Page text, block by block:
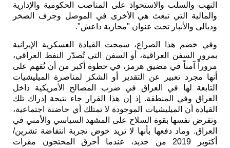
النهب والسلب والاستحواذ على المناصب الحكومية والإدارية
والمالية التي تبعث هي الأخرى في الموصل وجرف الصخر
وديالى والأنبار تحت عنوان "محاربة داعش".
وفي خضم هذا الصراع، سمحت القيادة العسكرية الإيرانية
بمرور السفن العراقية، أو السفن التي تُصدّر النفط العراقي،
مروراً آمناً في مضيق هرمز، في خطوة أكبر من أن تُفهم على
أنها مجرد تعبير عن التقدير أو الشكر لمناصرة الميليشيات
التابعة لها في العراق في ضرب المصالح الأمريكية داخل
العراق وفي المنطقة. إذ إن هذا القرار جاء نتيجة إدراك تلك
القيادة أن الميليشيات الموجودة لا تمتلك أي حاضنة اجتماعية،
وتفرض نفسها بقوة السلاح على المشهد السياسي والأمني في
العراق. وماد دفعها بأنها لا تريد خوض تجربة انتفاضة تشرين/
أكتوبر 2019 من جديد، عندما أحرق المحتجون مقرات